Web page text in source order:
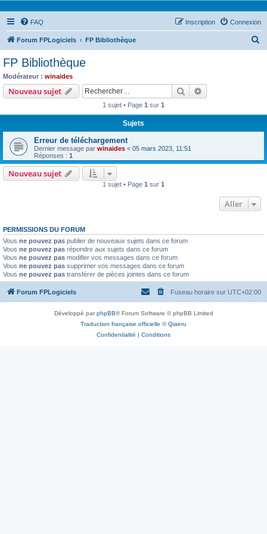
FAQ Connexion
Inscription
Forum FPLogiciels FP Bibliothèque
FP Bibliothèque
Modérateur : winaides
Nouveau sujet Rechercher
1 sujet • Page 1 sur 1
Sujets
Erreur de téléchargement
Dernier message par winaides « 05 mars 2023, 11:51
Réponses : 1
Nouveau sujet
1 sujet • Page 1 sur 1
Aller
PERMISSIONS DU FORUM
Vous ne pouvez pas publier de nouveaux sujets dans ce forum
Vous ne pouvez pas répondre aux sujets dans ce forum
Vous ne pouvez pas modifier vos messages dans ce forum
Vous ne pouvez pas supprimer vos messages dans ce forum
Vous ne pouvez pas transférer de pièces jointes dans ce forum
Forum FPLogiciels Fuseau horaire sur UTC+02:00
Développé parphpBB® Forum Software © phpBB Limited
Traduction française officielle ©Qiaeru
Confidentialité | Conditions